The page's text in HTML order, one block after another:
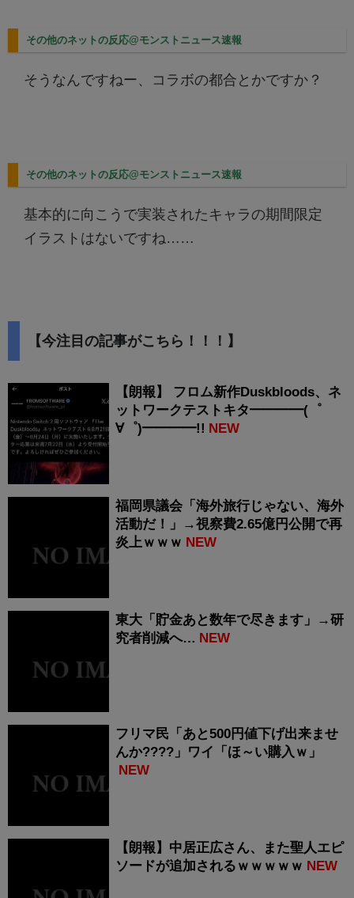
その他のネットの反応@モンストニュース速報
そうなんですねー、コラボの都合とかですか？
その他のネットの反応@モンストニュース速報
基本的に向こうで実装されたキャラの期間限定
イラストはないですね……
【今注目の記事がこちら！！！】
【朗報】 フロム新作Duskbloods、ネ
ットワークテストキタ━━━━(゜
∀゜)━━━━!! NEW
福岡県議会「海外旅行じゃない、海外
活動だ！」→視察費2.65億円公開で再
炎上ｗｗｗ NEW
東大「貯金あと数年で尽きます」→研
究者削減へ… NEW
フリマ民「あと500円値下げ出来ませ
んか????」ワイ「ほ～い購入ｗ」
NEW
【朗報】中居正広さん、また聖人エピ
ソードが追加されるｗｗｗｗｗ NEW